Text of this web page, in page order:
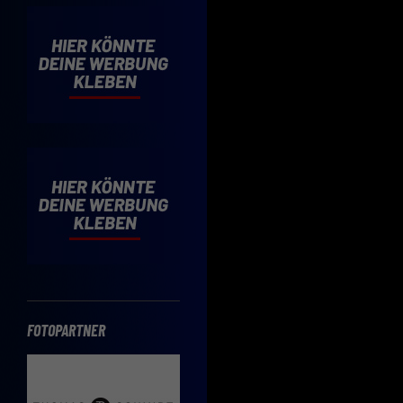
FOTOPARTNER